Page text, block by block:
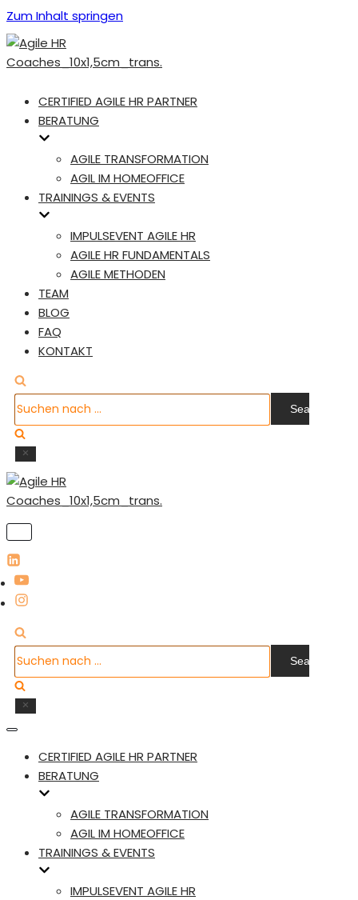
Zum Inhalt springen
CERTIFIED AGILE HR PARTNER
BERATUNG
AGILE TRANSFORMATION
AGIL IM HOMEOFFICE
TRAININGS & EVENTS
IMPULSEVENT AGILE HR
AGILE HR FUNDAMENTALS
AGILE METHODEN
TEAM
BLOG
FAQ
KONTAKT
Suchen
nach …
Navigation
Suchen
nach …
Navigation
CERTIFIED AGILE HR PARTNER
BERATUNG
AGILE TRANSFORMATION
AGIL IM HOMEOFFICE
TRAININGS & EVENTS
IMPULSEVENT AGILE HR